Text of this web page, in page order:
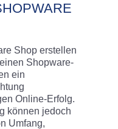
Shop erstellen
Shopware-
ein
Online-Erfolg.
können jedoch
Umfang,